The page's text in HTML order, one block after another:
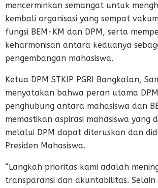
mencerminkan semangat untuk
kembali organisasi yang sempat
fungsi BEM-KM dan DPM, serta
keharmonisan antara keduanya
pengembangan mahasiswa.
Ketua DPM STKIP PGRI Bangkalan,
menyatakan bahwa peran utama
penghubung antara mahasiswa dan
memastikan aspirasi mahasiswa yang
melalui DPM dapat diteruskan dan
Presiden Mahasiswa.
“Langkah prioritas kami adalah
transparansi dan akuntabilitas.